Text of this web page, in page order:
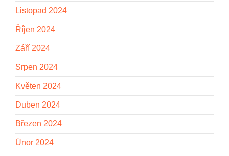
Listopad 2024
Říjen 2024
Září 2024
Srpen 2024
Květen 2024
Duben 2024
Březen 2024
Únor 2024